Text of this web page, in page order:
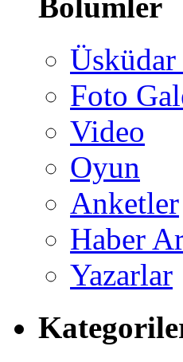
Foto
Video
Oyun
Anketler
Haber
Yazarlar